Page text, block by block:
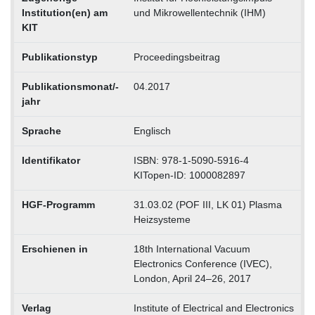
Institution(en) am
KIT
und Mikrowellentechnik (IHM)
Publikationstyp Proceedingsbeitrag
Publikationsmonat/-
jahr
04.2017
Sprache Englisch
Identifikator
ISBN: 978-1-5090-5916-4
KITopen-ID: 1000082897
HGF-Programm
31.03.02 (POF III, LK 01) Plasma
Heizsysteme
Erschienen in
18th International Vacuum
Electronics Conference (IVEC),
London, April 24–26, 2017
Verlag Institute of Electrical and Electronics